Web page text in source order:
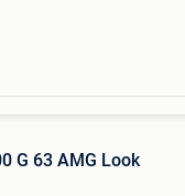
G 63 AMG Look